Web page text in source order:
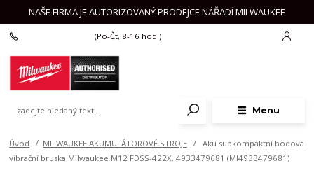
NAŠE FIRMA JE AUTORIZOVANÝ PRODEJCE NÁŘADÍ MILWAUKEE
Menu
(Po-Čt, 8-16 hod.)
Úvod MILWAUKEE AKUMULÁTOROVÉ STROJE
Aku subkompaktní bodová
vibrační bruska Milwaukee M12 FDSS-422X, 4933479681 (MI4933479681)